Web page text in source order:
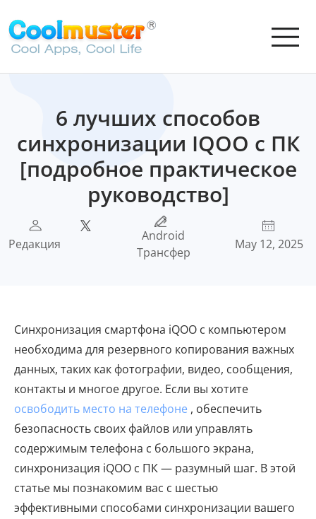
6 лучших способов
синхронизации IQOO с ПК
[подробное практическое
руководство]
Редакция
Android
Трансфер
May 12, 2025
Синхронизация смартфона iQOO с компьютером
необходима для резервного копирования важных
данных, таких как фотографии, видео, сообщения,
контакты и многое другое. Если вы хотите
освободить место на телефоне , обеспечить
безопасность своих файлов или управлять
содержимым телефона с большого экрана,
синхронизация iQOO с ПК — разумный шаг. В этой
статье мы познакомим вас с шестью
эффективными способами синхронизации вашего